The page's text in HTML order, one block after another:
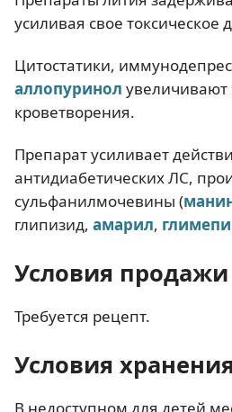
усиливая свое токсическое
Цитостатики,
аллопуринол увеличивают
кроветворения.
Препарат усиливает
антидиабетических ЛС,
сульфанилмочевины (
глипизид, амарил,
Условия продажи
Требуется рецепт.
Условия